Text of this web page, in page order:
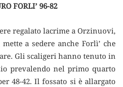
FORLI’ 96-82
regalato lacrime a Orzinuovi,
a sedere anche Forlì’ che
Gli scaligeri hanno tenuto in
prevalendo nel primo quarto
48-42. Il fossato si è allargato